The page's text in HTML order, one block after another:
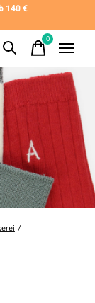
140 €
0items
/